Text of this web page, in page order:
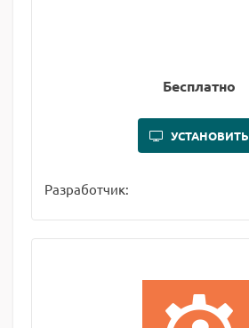
Бесплатно
УСТАНОВИТЬ
Разработчик: